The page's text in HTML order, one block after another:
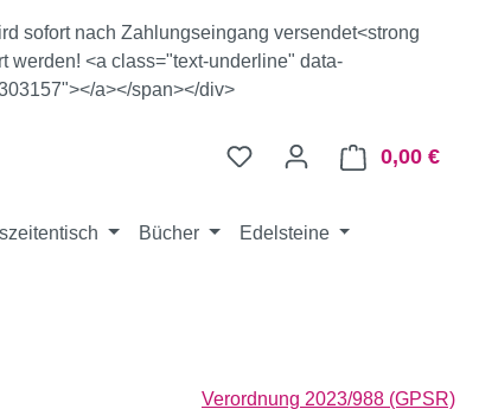
sofort nach Zahlungseingang versendet<strong
werden! <a class="text-underline" data-
a></span></div>
0,00 €
Bücher Edelsteine
Verordnung 2023/988 (GPSR)